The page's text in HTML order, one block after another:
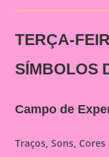
TERÇA-
SÍMBOLOS
Campo de
Traços, Sons, Cores